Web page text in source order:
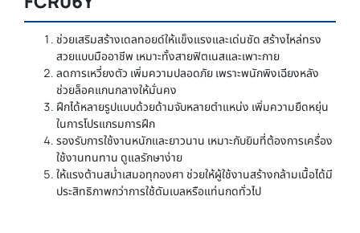
ช่วยเสริมสร้างเดลทอยด์ให้แข็งแรงและเด่นชัด สร้างไหล่ทรง
สวยแบบมืออาชีพ เหมาะทั้งสายฟิตเนสและเพาะกาย
ลดการเหวี่ยงตัว เพิ่มความปลอดภัย เพราะพนักพิงเฉียงหลัง
ช่วยล็อคแกนกลางให้มั่นคง
ฝึกได้หลายรูปแบบด้วยด้ามจับหลายตำแหน่ง เพิ่มความยืดหยุ่น
ในการโปรแกรมการฝึก
รองรับการใช้งานหนักและยาวนาน เหมาะกับยิมที่ต้องการเครื่อง
ใช้งานทนทาน ดูแลรักษาง่าย
ให้แรงต้านสม่ำเสมอทุกองศา ช่วยให้ผู้ใช้งานสร้างกล้ามเนื้อได้มี
ประสิทธิภาพกว่าการใช้ดัมเบลหรือแท่นกดทั่วไป